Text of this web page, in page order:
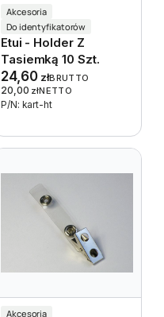
Akcesoria
Do identyfikatorów
Etui - Holder Z
Tasiemką 10 Szt.
24,60 złBRUTTO
20,00 złNETTO
P/N: kart-ht
Akcesoria